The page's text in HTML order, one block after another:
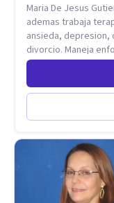
Maria De Jesus Gutierrez Psicologa Clinica y
ademas trabaja
ansieda, depresion, drogadiccio,
divorcio. Maneja
de experiencia,
diferntes areas de